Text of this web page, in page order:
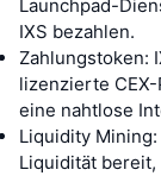
Launchpad-
IXS bezahlen.
Zahlungstoken:
lizenzierte
eine nahtlose
Liquidity
Liquidität